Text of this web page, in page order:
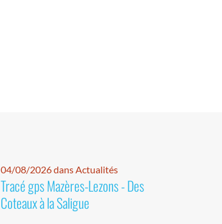
04/08/2026 dans Actualités
Tracé gps Mazères-Lezons - Des
Coteaux à la Saligue